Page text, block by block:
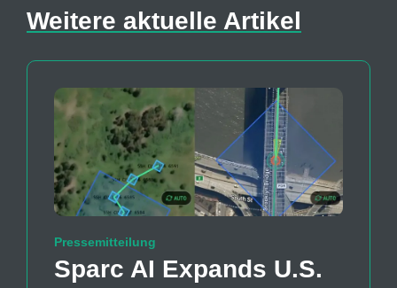
Weitere aktuelle Artikel
Pressemitteilung
Sparc AI Expands U.S.